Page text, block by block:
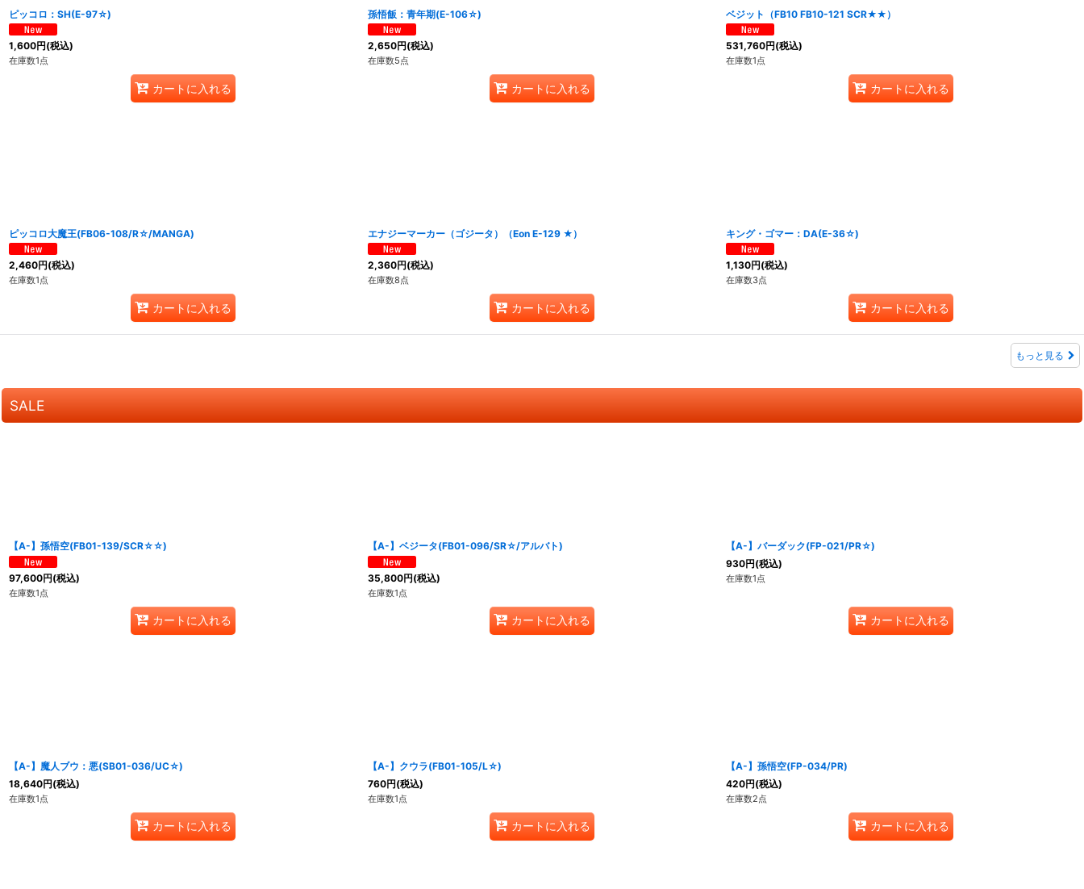
ピッコロ：SH(E-97☆)
1,600円(税込)
在庫数1点
カートに入れる
孫悟飯：青年期(E-106☆)
2,650円(税込)
在庫数5点
カートに入れる
ベジット（FB10 FB10-121 SCR★★）
531,760円(税込)
在庫数1点
カートに入れる
ピッコロ大魔王(FB06-108/R☆/MANGA)
2,460円(税込)
在庫数1点
カートに入れる
エナジーマーカー（ゴジータ）（Eon E-129 ★）
2,360円(税込)
在庫数8点
カートに入れる
キング・ゴマー：DA(E-36☆)
1,130円(税込)
在庫数3点
カートに入れる
もっと見る
SALE
【A-】孫悟空(FB01-139/SCR☆☆)
97,600円(税込)
在庫数1点
カートに入れる
【A-】ベジータ(FB01-096/SR☆/アルバト)
35,800円(税込)
在庫数1点
カートに入れる
【A-】バーダック(FP-021/PR☆)
930円(税込)
在庫数1点
カートに入れる
【A-】魔人ブウ：悪(SB01-036/UC☆)
18,640円(税込)
在庫数1点
カートに入れる
【A-】クウラ(FB01-105/L☆)
760円(税込)
在庫数1点
カートに入れる
【A-】孫悟空(FP-034/PR)
420円(税込)
在庫数2点
カートに入れる